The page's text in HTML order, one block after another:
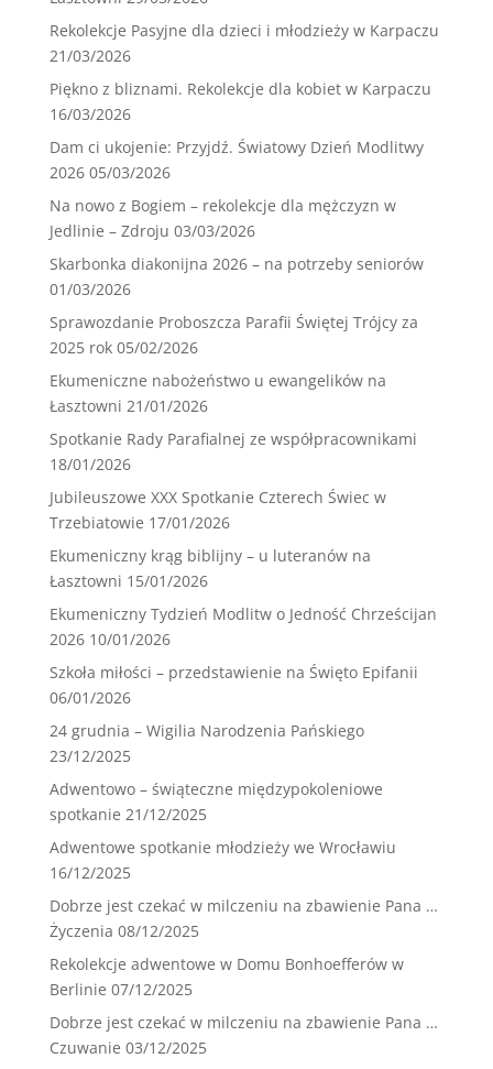
Rekolekcje Pasyjne dla dzieci i młodzieży w Karpaczu
21/03/2026
Piękno z bliznami. Rekolekcje dla kobiet w Karpaczu
16/03/2026
Dam ci ukojenie: Przyjdź. Światowy Dzień Modlitwy
2026 05/03/2026
Na nowo z Bogiem – rekolekcje dla mężczyzn w
Jedlinie – Zdroju 03/03/2026
Skarbonka diakonijna 2026 – na potrzeby seniorów
01/03/2026
Sprawozdanie Proboszcza Parafii Świętej Trójcy za
2025 rok 05/02/2026
Ekumeniczne nabożeństwo u ewangelików na
Łasztowni 21/01/2026
Spotkanie Rady Parafialnej ze współpracownikami
18/01/2026
Jubileuszowe XXX Spotkanie Czterech Świec w
Trzebiatowie 17/01/2026
Ekumeniczny krąg biblijny – u luteranów na
Łasztowni 15/01/2026
Ekumeniczny Tydzień Modlitw o Jedność Chrześcijan
2026 10/01/2026
Szkoła miłości – przedstawienie na Święto Epifanii
06/01/2026
24 grudnia – Wigilia Narodzenia Pańskiego
23/12/2025
Adwentowo – świąteczne międzypokoleniowe
spotkanie 21/12/2025
Adwentowe spotkanie młodzieży we Wrocławiu
16/12/2025
Dobrze jest czekać w milczeniu na zbawienie Pana …
Życzenia 08/12/2025
Rekolekcje adwentowe w Domu Bonhoefferów w
Berlinie 07/12/2025
Dobrze jest czekać w milczeniu na zbawienie Pana …
Czuwanie 03/12/2025